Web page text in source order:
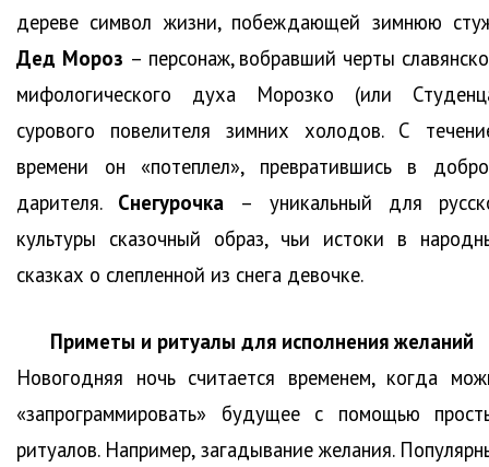
дереве символ жизни, побеждающей зимнюю
Дед Мороз – персонаж, вобравший черты
мифологического духа Морозко (или
сурового повелителя зимних холодов. С
времени он «потеплел», превратившись в
дарителя. Снегурочка – уникальный для
культуры сказочный образ, чьи истоки в
сказках о слепленной из снега девочке.
Приметы и ритуалы для исполнения желаний
Новогодняя ночь считается временем, когда
«запрограммировать» будущее с помощью
ритуалов. Например, загадывание желания.